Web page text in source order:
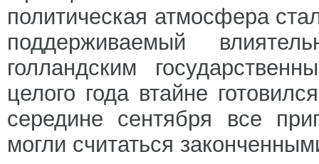
политическая атмосфера
поддерживаемый
голландским
целого года втайне
середине сентября все
могли считаться